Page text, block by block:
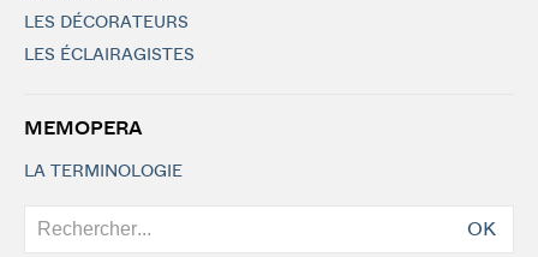
LES DÉCORATEURS
LES ÉCLAIRAGISTES
MEMOPERA
LA TERMINOLOGIE
OK